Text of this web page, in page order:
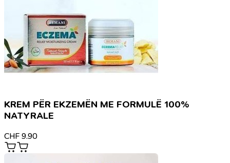
KREM PËR EKZEMËN ME FORMULË 100%
NATYRALE
CHF 9.90